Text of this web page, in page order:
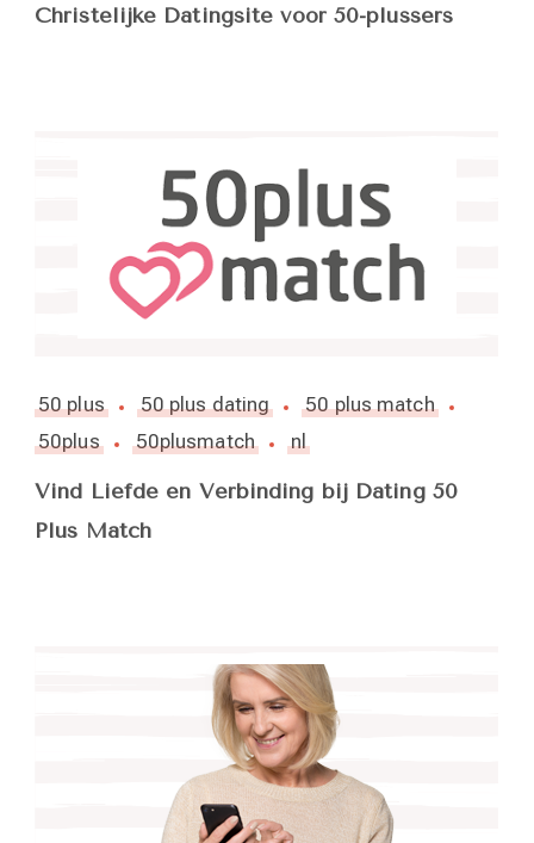
Christelijke Datingsite voor 50-plussers
50 plus 50 plus dating
50 plus match
50plus
50plusmatch nl
Vind Liefde en Verbinding bij Dating 50
Plus Match